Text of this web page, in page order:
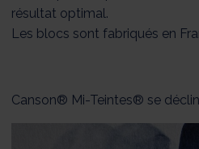
résultat optimal.
Les blocs sont fabriqués en
Canson® Mi-Teintes® se